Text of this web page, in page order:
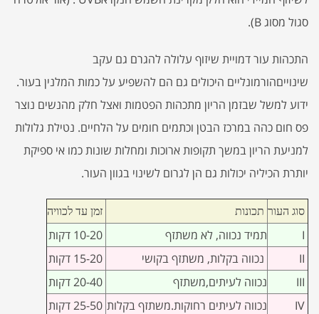
סגול מסוג B).
התכהות עור דמויית שיזוף עלולה להגרם גם עקב
שינוייםהורמונליים היכולים גם הם להשפיע על כמות המלנין בעור.
ידוע למשל שבזמן הריון מתכהות הפטמות ואצל חלק מהנשים נוצר
פס חום כהה במרכז הבטן וכתמים חומים על הלחיים. נטילת גלולות
למניעת הריון במשך תקופות ארוכות ומחלות שונות כמו אי ספיקת
יותרת הכיליה יכולות גם הן לגרום לשינוי בגוון העור.
סוג העור תכונות זמן עד לכוויה
תמיד נכווה, לא משתזף
נכווה בקלות, משתזף בקושי
נכווה לעיתים,משתזף
נכווה לעיתים רחוקות.משתזף בקלות